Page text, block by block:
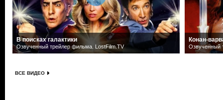
В поисках галактики
Озвученный трейлер фильма. LostFilm.TV
Конан-
Озвученный
ВСЕ ВИДЕО